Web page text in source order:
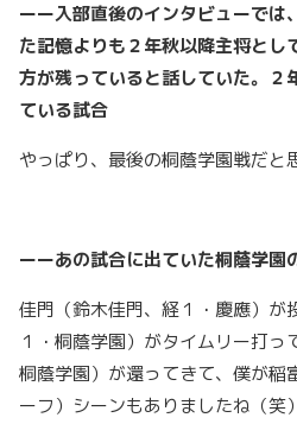
ーー入部直後のインタビューでは
た記憶よりも２年秋以降主将とし
方が残っていると話していた。２
ている試合
やっぱり、最後の桐蔭学園戦だと
ーーあの試合に出ていた桐蔭学園
佳門（鈴木佳門、経１・慶應）が
１・桐蔭学園）がタイムリー打っ
桐蔭学園）が還ってきて、僕が稲
ーフ）シーンもありましたね（笑